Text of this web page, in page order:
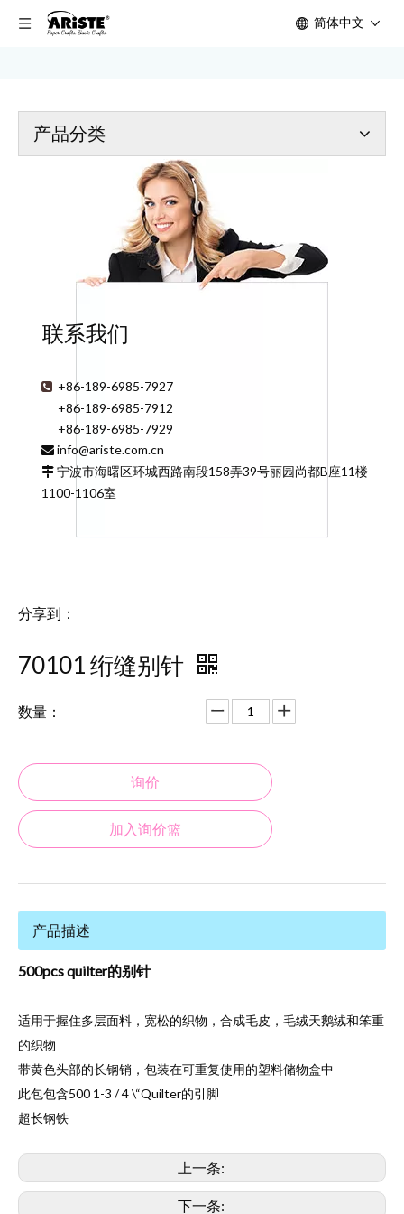
简体中文
首页 / 产品
产品分类
联系我们
 +86-189-6985-7927
+86-189-6985-7912
+86-189-6985-7929
 info@ariste.com.cn
 宁波市海曙区环城西路南段158弄39号丽园尚都B座11楼
1100-1106室
分享到：
70101 绗缝别针
数量：
询价
加入询价篮
产品描述
500pcs quilter的别针
适用于握住多层面料，宽松的织物，合成毛皮，毛绒天鹅绒和笨重
的织物
带黄色头部的长钢销，包装在可重复使用的塑料储物盒中
此包包含500 1-3 / 4 \“Quilter的引脚
超长钢铁
上一条:
下一条: